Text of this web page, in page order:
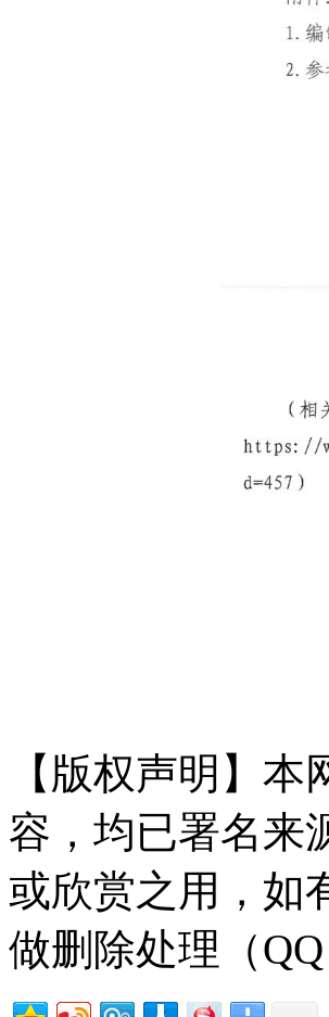
【版权声明】
容，均已署名来
或欣赏之用，如
做删除处理（